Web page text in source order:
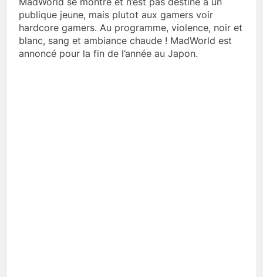
publique jeune, mais plutot aux gamers voir
hardcore gamers. Au programme, violence, noir et
blanc, sang et ambiance chaude ! MadWorld est
annoncé pour la fin de l’année au Japon.